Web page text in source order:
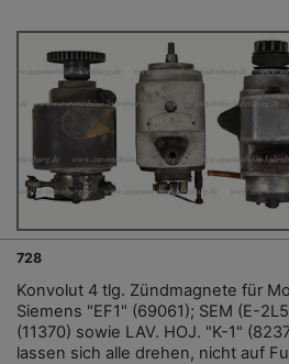
728
Konvolut 4 tlg. Zündmagnete für
Siemens "EF1" (69061); SEM (E-
(11370) sowie LAV. HOJ. "K-1"
lassen sich alle drehen, nicht auf